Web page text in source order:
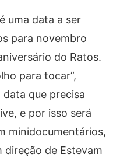
uma data a ser
para novembro
do Ratos.
para tocar”,
que precisa
e por isso será
minidocumentários,
direção de Estevam